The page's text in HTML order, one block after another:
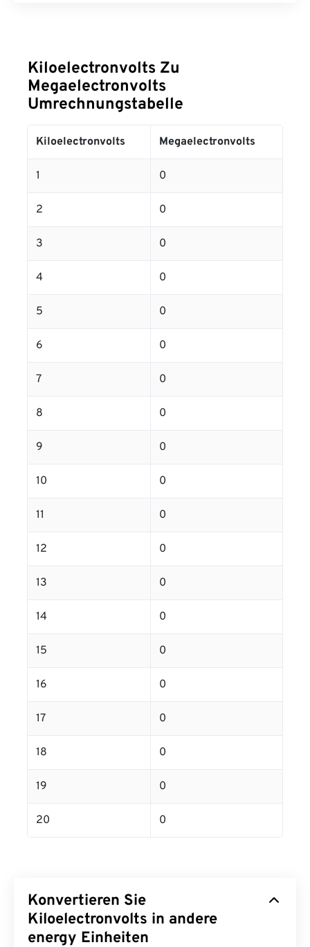
Kiloelectronvolts Zu
Megaelectronvolts
Umrechnungstabelle
Kiloelectronvolts Megaelectronvolts
1 0
2 0
3 0
4 0
5 0
6 0
7 0
8 0
9 0
10 0
11 0
12 0
13 0
14 0
15 0
16 0
17 0
18 0
19 0
20 0
Konvertieren Sie
Kiloelectronvolts in andere
energy Einheiten